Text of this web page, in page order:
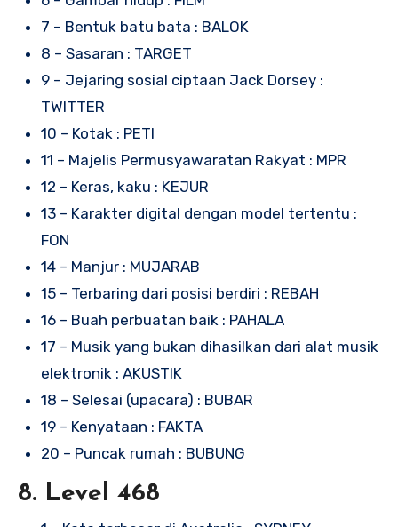
7 – Bentuk batu bata : BALOK
8 – Sasaran : TARGET
9 – Jejaring sosial ciptaan Jack Dorsey :
TWITTER
10 – Kotak : PETI
11 – Majelis Permusyawaratan Rakyat : MPR
12 – Keras, kaku : KEJUR
13 – Karakter digital dengan model tertentu :
FON
14 – Manjur : MUJARAB
15 – Terbaring dari posisi berdiri : REBAH
16 – Buah perbuatan baik : PAHALA
17 – Musik yang bukan dihasilkan dari alat musik
elektronik : AKUSTIK
18 – Selesai (upacara) : BUBAR
19 – Kenyataan : FAKTA
20 – Puncak rumah : BUBUNG
8. Level 468